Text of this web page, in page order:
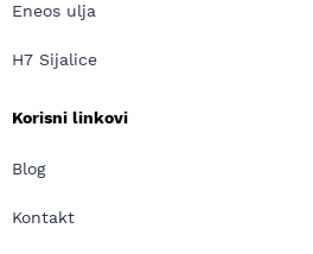
Eneos ulja
H7 Sijalice
Korisni linkovi
Blog
Kontakt